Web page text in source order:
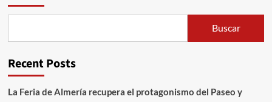
Buscar
Recent Posts
La Feria de Almería recupera el protagonismo del Paseo y